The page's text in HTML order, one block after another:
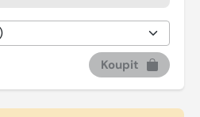
Koupit